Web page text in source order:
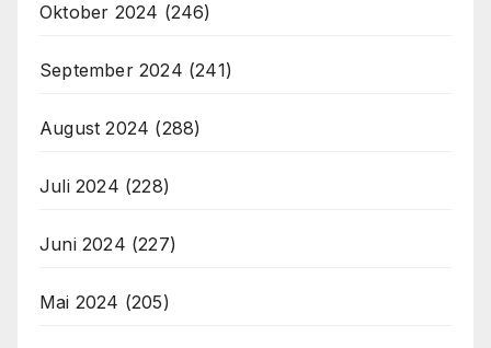
Oktober 2024 (246)
September 2024 (241)
August 2024 (288)
Juli 2024 (228)
Juni 2024 (227)
Mai 2024 (205)